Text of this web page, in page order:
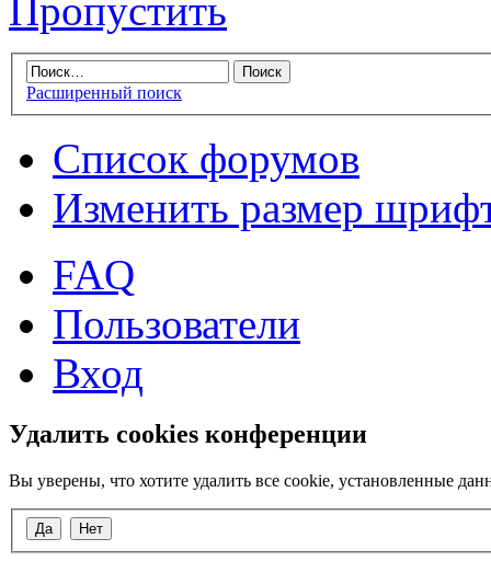
Пропустить
Расширенный поиск
Список форумов
Изменить размер
FAQ
Пользователи
Вход
Удалить cookies конференции
Вы уверены, что хотите удалить все cookie, установленные